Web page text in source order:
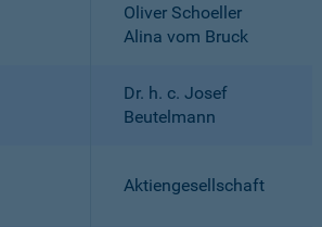
Oliver Schoeller
Alina vom Bruck
Dr. h. c. Josef
Beutelmann
Aktiengesellschaft